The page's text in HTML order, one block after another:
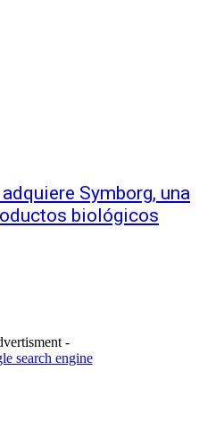
Symborg, una
biológicos
-